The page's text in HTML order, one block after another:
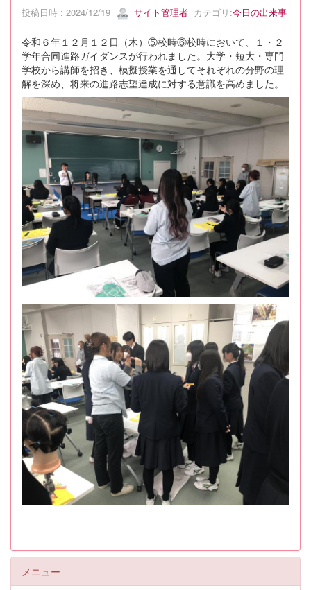
投稿日時 : 2024/12/19 サイト管理者 カテゴリ:今日の出来事
令和６年１２月１２日（木）⑤校時⑥校時において、１・２
学年合同進路ガイダンスが行われました。大学・短大・専門
学校から講師を招き、模擬授業を通してそれぞれの分野の理
解を深め、将来の進路志望達成に対する意識を高めました。
メニュー